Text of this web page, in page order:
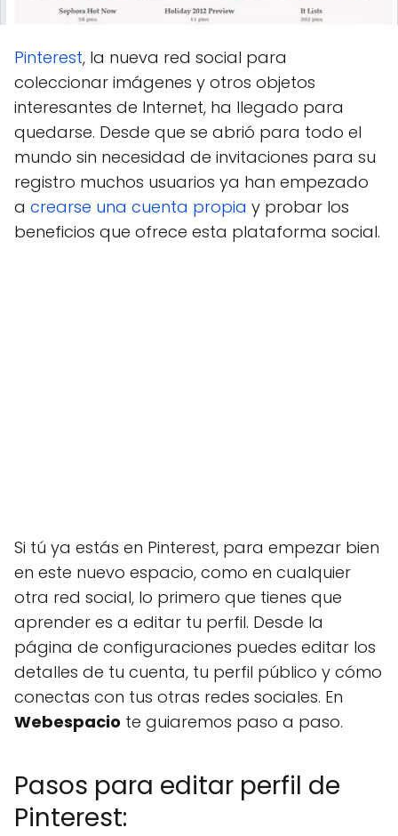
Pinterest, la nueva red social para
coleccionar imágenes y otros objetos
interesantes de Internet, ha llegado para
quedarse. Desde que se abrió para todo el
mundo sin necesidad de invitaciones para su
registro muchos usuarios ya han empezado
a crearse una cuenta propia y probar los
beneficios que ofrece esta plataforma social.
Si tú ya estás en Pinterest, para empezar bien
en este nuevo espacio, como en cualquier
otra red social, lo primero que tienes que
aprender es a editar tu perfil. Desde la
página de configuraciones puedes editar los
detalles de tu cuenta, tu perfil público y cómo
conectas con tus otras redes sociales. En
Webespacio te guiaremos paso a paso.
Pasos para editar perfil de
Pinterest: